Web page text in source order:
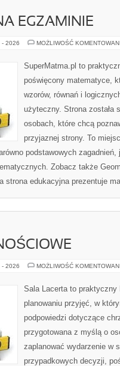
EGZAMINIE
- 2026 MOŻLIWOŚĆ
SuperMatma.pl to
poświęcony matematyce,
wzorów, równań i
użyteczny. Strona została
osobach, które chcą
przyjaznej strony. To
podstawowych zagadnień,
Zobacz także
strona edukacyjna prezentuje
- 2026 MOŻLIWOŚĆ
Sala Lacerta to praktyczny
planowaniu przyjęć, w
podpowiedzi dotyczące
przygotowana z myślą o
zaplanować wydarzenie w
przypadkowych decyzji,